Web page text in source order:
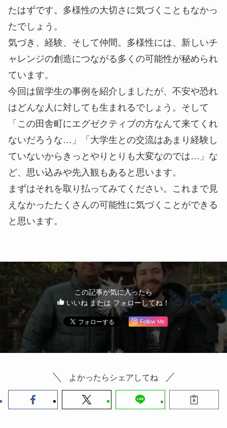
たはずです。多様性の大切さに気づくこともなかっ
たでしょう。
気づき、経験、そして仲間。多様性には、新しいチ
ャレンジの創造につながる多くの可能性が秘められ
ています。
今回は留学生の事例を紹介しましたが、不安や恐れ
はどんな人に対しても生まれるでしょう。そして
「この田舎町にエグゼクティブの方なんて来てくれ
ないだろうな…」「大学生との交流はあまり経験し
ていないからきっとやりとりも大変なのでは…」な
ど、思い込みや先入観もあると思います。
まずはそれを取り払ってみてください。これまで見
えなかったたくさんの可能性に気づくことができる
と思います。
この記事が気に入ったら
いいね または フォローしてね！
Follow Me
よかったらシェアしてね